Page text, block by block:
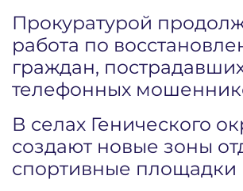
Прокуратурой
работа по
граждан,
телефонных
В селах Генического
создают новые зоны
спортивные площадки